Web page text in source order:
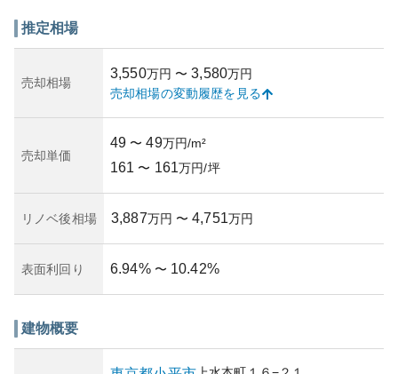
えています。また、築年数に関しては新しめであること
需要が高く、将来的にも安定した価値を保つことが期待さ
一方で、所有リスクに関しては、住宅の市場動向や災害リ
リスクの低減に寄与しています。物件の管理状況について
も優良であり、安心して購入・所有できるマンションと言
推定相場
売却相場
3,550万円 〜 3,580万円
売却相場の変動履歴を見る
売却単価
49 〜 49万円/m²
161 〜 161万円/坪
リノベ後相場 3,887万円 〜 4,751万円
表面利回り 6.94% 〜 10.42%
建物概要